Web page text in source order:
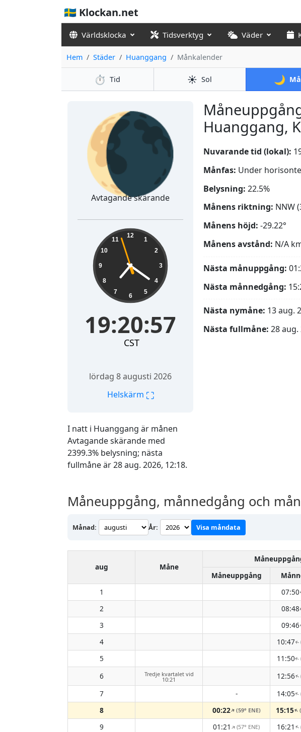
🇸🇪 Klockan.net
Världsklocka Tidsverktyg Väder
Hem Städer Huanggang Månkalender
⏱️ Tid ☀️ Sol 🌙
Huanggang,
I natt i Huanggang är månen
Avtagande skärande med
2399.3% belysning; nästa
fullmåne är 28 aug. 2026, 12:18.
🌘
Avtagande skärande
19:20:58 12
1
2
3
4
5
6
7
8
9
10
11
19:20:58
CST
lördag 8 augusti 2026
Helskärm ⛶
Nuvarande tid (lokal):
Månfas: Under
Belysning: 22.5%
Månens riktning: NNW
Månens höjd: -29.22°
Månens avstånd: N/A
Nästa månuppgång:
Nästa månnedgång:
Nästa nymåne: 13 aug.
Nästa fullmåne: 28 aug.
Måneuppgång, månnedgång och
Månad: År: Visa måndata
aug Måne
Måneuppgång
1
07:50
2
08:48
3
09:46
4
10:47↑
5
11:50↑
6
Tredje kvartalet vid
10:21 12:56↑
7
- 14:05↑
8
00:22↑(59° ENE) 15:15↑
9
01:21↑(57° ENE) 16:21↑